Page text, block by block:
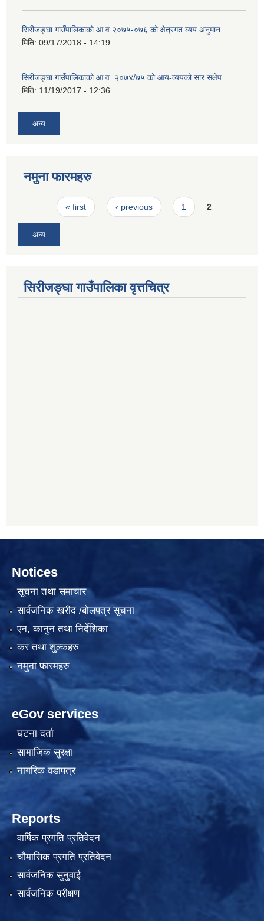
सिरीजङ्घा गाउँपालिकाको आ.व २०७५-०७६ को क्षेत्रगत व्यय अनुमान
मिति: 09/17/2018 - 14:19
सिरीजङ्घा गाउँपालिकाको आ.व. २०७४/७५ को आय-व्ययको सार संक्षेप
मिति: 11/19/2017 - 12:36
अन्य
नमुना फारमहरु
Pages« first ‹ previous 1 2
अन्य
सिरीजङ्घा गाउँपालिका वृत्तचित्र
अनलाइन घटना
Notices
सूचना तथा समाचार
सार्वजनिक खरीद /बोलपत्र सूचना
एन, कानुन तथा निर्देशिका
कर तथा शुल्कहरु
नमुना फारमहरु
eGov services
घटना दर्ता
सामाजिक सुरक्षा
नागरिक वडापत्र
Reports
वार्षिक प्रगति प्रतिवेदन
चौमासिक प्रगति प्रतिवेदन
सार्वजनिक सुनुवाई
सार्वजनिक परीक्षण